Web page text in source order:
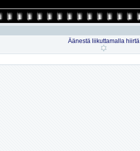
Äänestä liikuttamalla hiirtä